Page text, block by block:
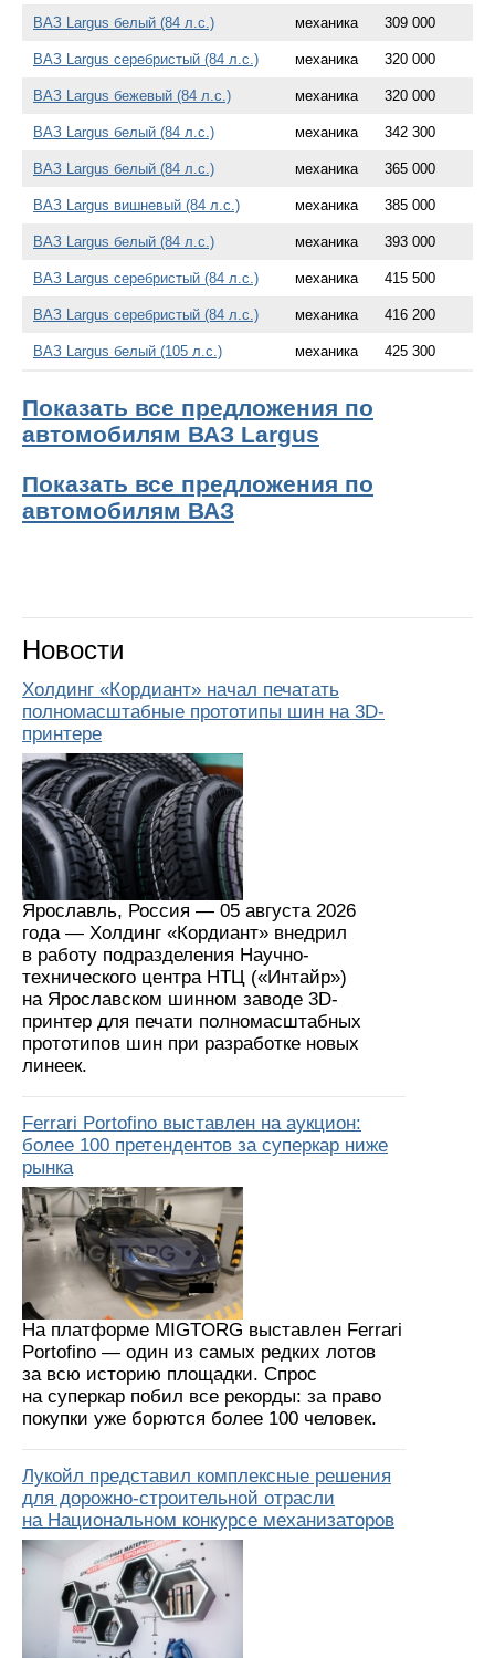
ВАЗ Largus белый (84 л.с.) механика 309 000
ВАЗ Largus серебристый (84 л.с.) механика 320 000
ВАЗ Largus бежевый (84 л.с.) механика 320 000
ВАЗ Largus белый (84 л.с.) механика 342 300
ВАЗ Largus белый (84 л.с.) механика 365 000
ВАЗ Largus вишневый (84 л.с.) механика 385 000
ВАЗ Largus белый (84 л.с.) механика 393 000
ВАЗ Largus серебристый (84 л.с.) механика 415 500
ВАЗ Largus серебристый (84 л.с.) механика 416 200
ВАЗ Largus белый (105 л.с.) механика 425 300
Показать все предложения по
автомобилям ВАЗ Largus
Показать все предложения по
автомобилям ВАЗ
Новости
Холдинг «Кордиант» начал печатать
полномасштабные прототипы шин на 3D-
принтере
Ярославль, Россия — 05 августа 2026
года — Холдинг «Кордиант» внедрил
в работу подразделения Научно-
технического центра НТЦ («Интайр»)
на Ярославском шинном заводе 3D-
принтер для печати полномасштабных
прототипов шин при разработке новых
линеек.
Ferrari Portofino выставлен на аукцион:
более 100 претендентов за суперкар ниже
рынка
На платформе MIGTORG выставлен Ferrari
Portofino — один из самых редких лотов
за всю историю площадки. Спрос
на суперкар побил все рекорды: за право
покупки уже борются более 100 человек.
Лукойл представил комплексные решения
для дорожно-строительной отрасли
на Национальном конкурсе механизаторов